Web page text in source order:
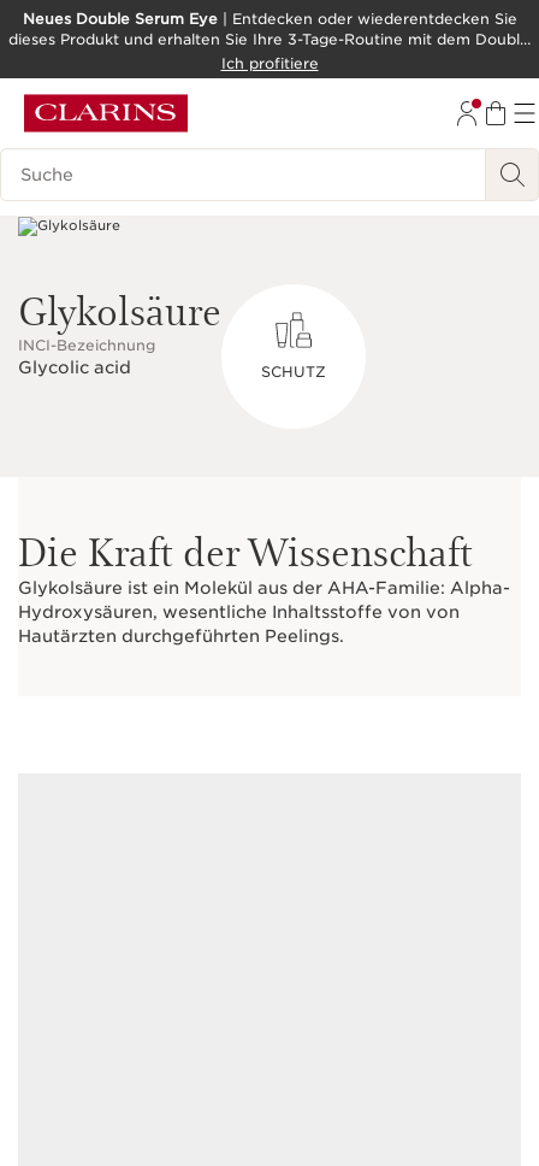
WEITER ZUM INHALT
BARRIEREFREIHEITSWERKZEUG
Neues Double Serum Eye| Entdecken oder wiederentdecken Sie
dieses Produkt und erhalten Sie Ihre 3-Tage-Routine mit dem Double
Serum als Geschenk!
Ich profitiere
Legende suchen
Glykolsäure
INCI-Bezeichnung
Glycolic acid SCHUTZ
Die Kraft der Wissenschaft
Glykolsäure ist ein Molekül aus der AHA-Familie: Alpha-
Hydroxysäuren, wesentliche Inhaltsstoffe von von
Hautärzten durchgeführten Peelings.